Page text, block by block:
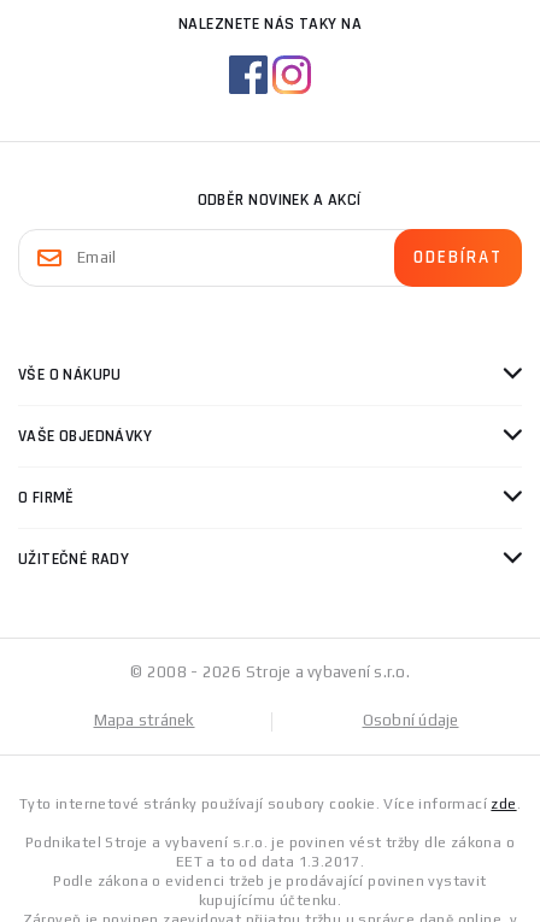
NALEZNETE NÁS TAKY NA
ODBĚR NOVINEK A AKCÍ
VŠE O NÁKUPU
VAŠE OBJEDNÁVKY
O FIRMĚ
UŽITEČNÉ RADY
© 2008 - 2026 Stroje a vybavení s.r.o.
Mapa stránek Osobní údaje
Tyto internetové stránky používají soubory cookie. Více informací zde .
Podnikatel Stroje a vybavení s.r.o. je povinen vést tržby dle zákona o
EET a to od data 1.3.2017.
Podle zákona o evidenci tržeb je prodávající povinen vystavit
kupujícímu účtenku.